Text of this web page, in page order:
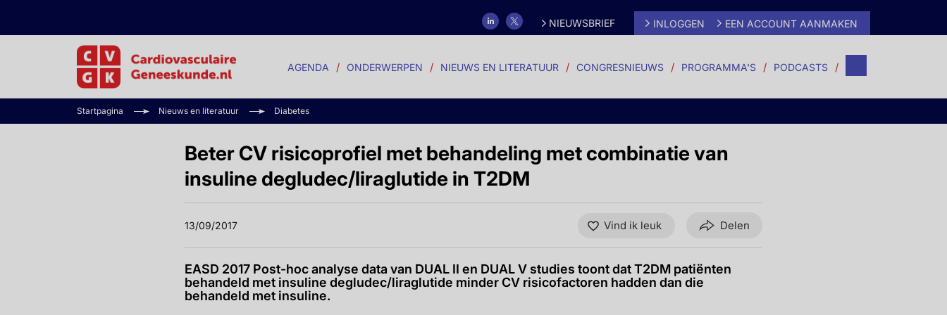
NIEUWSBRIEF INLOGGEN EEN ACCOUNT AANMAKEN
AGENDA ONDERWERPEN NIEUWS EN LITERATUUR CONGRESNIEUWS PROGRAMMA'S PODCASTS
Startpagina Nieuws en literatuur Diabetes
Beter CV risicoprofiel met behandeling met combinatie van
insuline degludec/liraglutide in T2DM
13/09/2017 Vind ik leuk Delen
EASD 2017 Post-hoc analyse data van DUAL II en DUAL V studies toont dat T2DM patiënten
behandeld met insuline degludec/liraglutide minder CV risicofactoren hadden dan die
behandeld met insuline.